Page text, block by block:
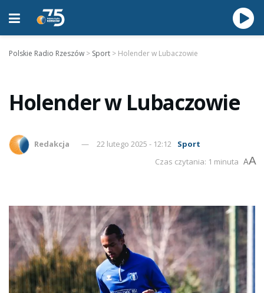
Polskie Radio Rzeszów > Sport > Holender w Lubaczowie
Holender w Lubaczowie
Redakcja 22 lutego 2025 - 12:12
Sport
Czas czytania: 1 minuta AA